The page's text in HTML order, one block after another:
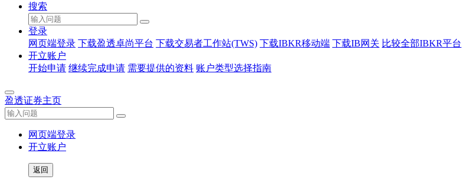
搜索
登录
网页端登录 下载盈透卓尚平台 下载交易者工作站(TWS) 下载IBKR移动端 下载IB网关 比较全部IBKR平台
开立账户
开始申请 继续完成申请 需要提供的资料 账户类型选择指南
盈透证券主页
网页端登录
开立账户
返回